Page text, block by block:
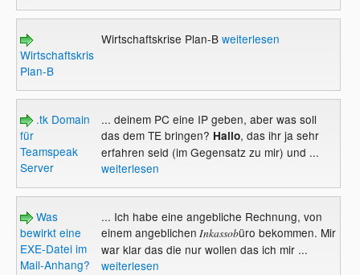
Wirtschaftskrise
Plan-B
Wirtschaftskrise Plan-B weiterlesen
.tk Domain
für
Teamspeak
Server
... deinem PC eine IP geben, aber was soll
das dem TE bringen? Hallo, das ihr ja sehr
erfahren seid (im Gegensatz zu mir) und ...
weiterlesen
Was
bewirkt eine
EXE-Datei im
Mail-Anhang?
... Ich habe eine angebliche Rechnung, von
einem angeblichen Inkassobüro bekommen. Mir
war klar das die nur wollen das ich mir ...
weiterlesen